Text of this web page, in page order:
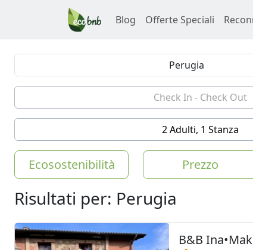
Blog Offerte Speciali
2 Adulti, 1 Stanza
Ecosostenibilità Prezzo
Risultati per: Perugia
B&B